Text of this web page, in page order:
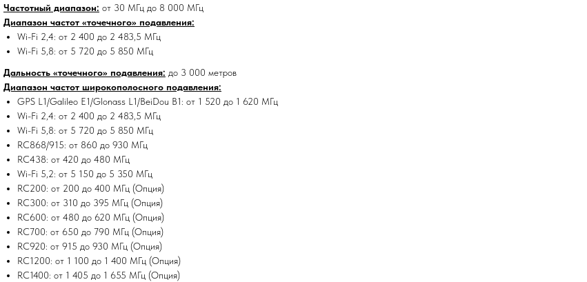
Частотный диапазон: от 30 МГц до 8 000 МГц
Диапазон частот «точечного» подавления:
Wi-Fi 2,4: от 2 400 до 2 483,5 МГц
Wi-Fi 5,8: от 5 720 до 5 850 МГц
Дальность «точечного» подавления: до 3 000 метров
Диапазон частот широкополосного подавления:
GPS L1/Galileo E1/Glonass L1/BeiDou B1: от 1 520 до 1 620 МГц
Wi-Fi 2,4: от 2 400 до 2 483,5 МГц
Wi-Fi 5,8: от 5 720 до 5 850 МГц
RC868/915: от 860 до 930 МГц
RC438: от 420 до 480 МГц
Wi-Fi 5,2: от 5 150 до 5 350 МГц
RC200: от 200 до 400 МГц (Опция)
RC300: от 310 до 395 МГц (Опция)
RC600: от 480 до 620 МГц (Опция)
RC700: от 650 до 790 МГц (Опция)
RC920: от 915 до 930 МГц (Опция)
RC1200: от 1 100 до 1 400 МГц (Опция)
RC1400: от 1 405 до 1 655 МГц (Опция)